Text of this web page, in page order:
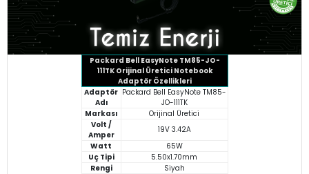
Packard Bell EasyNote TM85-JO-
111TK Orijinal Üretici Notebook
Adaptör Özellikleri
Adaptör
Adı
Packard Bell EasyNote TM85-
JO-111TK
Markası
Orijinal Üretici
Volt /
Amper
19V 3.42A
Watt
65W
Uç Tipi
5.50x1.70mm
Rengi
Siyah